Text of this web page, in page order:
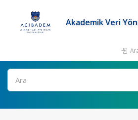
Akademik Veri
Ara